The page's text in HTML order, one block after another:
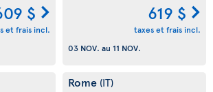
$
et frais incl.
619 $
taxes et frais incl.
03 NOV. au 11 NOV.
Rome (IT)